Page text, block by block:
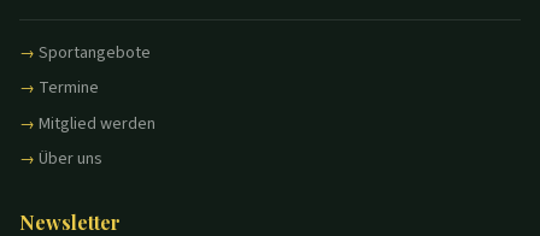
Sportangebote
Termine
Mitglied werden
Über uns
Newsletter